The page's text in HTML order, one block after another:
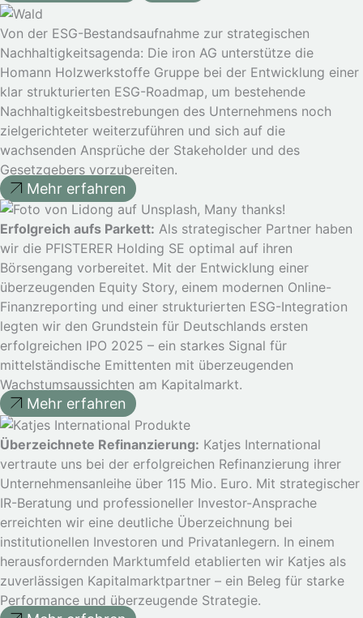
Von der ESG-Bestandsaufnahme zur strategischen
Nachhaltigkeitsagenda: Die iron AG unterstütze die
Homann Holzwerkstoffe Gruppe bei der Entwicklung einer
klar strukturierten ESG-Roadmap, um bestehende
Nachhaltigkeitsbestrebungen des Unternehmens noch
zielgerichteter weiterzuführen und sich auf die
wachsenden Ansprüche der Stakeholder und des
Gesetzgebers vorzubereiten.
Mehr erfahren
Erfolgreich aufs Parkett: Als strategischer Partner haben
wir die PFISTERER Holding SE optimal auf ihren
Börsengang vorbereitet. Mit der Entwicklung einer
überzeugenden Equity Story, einem modernen Online-
Finanzreporting und einer strukturierten ESG-Integration
legten wir den Grundstein für Deutschlands ersten
erfolgreichen IPO 2025 – ein starkes Signal für
mittelständische Emittenten mit überzeugenden
Wachstumsaussichten am Kapitalmarkt.
Mehr erfahren
Überzeichnete Refinanzierung: Katjes International
vertraute uns bei der erfolgreichen Refinanzierung ihrer
Unternehmensanleihe über 115 Mio. Euro. Mit strategischer
IR-Beratung und professioneller Investor-Ansprache
erreichten wir eine deutliche Überzeichnung bei
institutionellen Investoren und Privatanlegern. In einem
herausfordernden Marktumfeld etablierten wir Katjes als
zuverlässigen Kapitalmarktpartner – ein Beleg für starke
Performance und überzeugende Strategie.